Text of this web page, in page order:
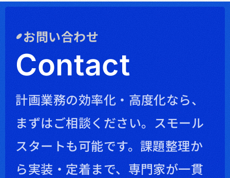
お問い合わせ
Contact
計画業務の効率化・高度化なら、
まずはご相談ください。 スモール
スタートも可能です。課題整理か
ら実装・定着まで、専門家が一貫